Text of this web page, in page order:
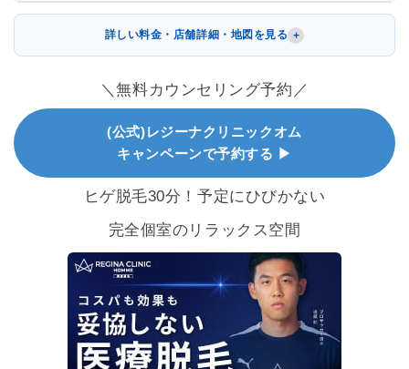
詳しい料金・店舗詳細・地図を見る
＼無料カウンセリング予約／
(公式)レジーナクリニックオム
キャンペーンで予約する ▶
ヒゲ脱毛30分！予定にひびかない
完全個室のリラックス空間